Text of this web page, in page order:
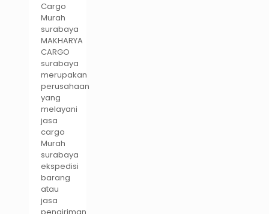
Cargo
Murah
surabaya
MAKHARYA
CARGO
surabaya
merupakan
perusahaan
yang
melayani
jasa
cargo
Murah
surabaya
ekspedisi
barang
atau
jasa